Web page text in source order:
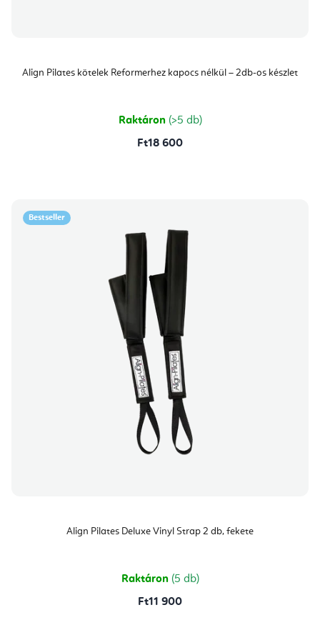
Align Pilates kötelek Reformerhez kapocs nélkül – 2db-os készlet
Raktáron (>5 db)
Ft18 600
Bestseller
Align Pilates Deluxe Vinyl Strap 2 db, fekete
Raktáron (5 db)
Ft11 900